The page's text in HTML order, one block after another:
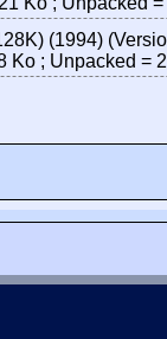
(1994)
Ko ; Unpacked =